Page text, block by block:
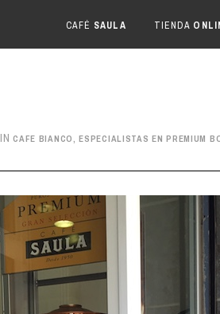
CAFÉ SAULA TIENDA
INCAFE BIANCO, ESPECIALISTAS EN PREMIUM